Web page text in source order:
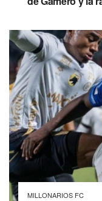
MILLONARIOS FC